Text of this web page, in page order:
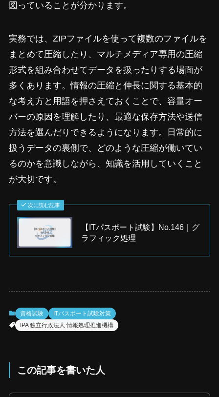
図っていることが分かります。
実務では、ZIPファイルを使って複数のファイルを
まとめて圧縮したり、マルチメディア専用の圧縮
形式を組み合わせてデータを扱ったりする場面が
多くあります。情報の圧縮と伸長に関する基本的
な考え方と用語を押さえておくことで、容量オー
バーの原因を理解したり、最適な保存方法や送信
方法を選んだりできるようになります。日常的に
扱うデータの裏側で、どのような圧縮が働いてい
るのかを意識しながら、知識を活用していくこと
が大切です。
次に読む記事
【ITパスポート試験】No.146｜グ
ラフィック処理
資格試験
ITパスポート試験対策
IPA 独立行政法人 情報処理推進機構
この記事を書いた人